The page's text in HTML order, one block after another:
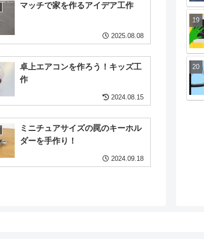
マッチで家を作るアイデア工作
2025.08.08
卓上エアコンを作ろう！キッズ工
作
2024.08.15
ミニチュアサイズの罠のキーホル
ダーを手作り！
2024.09.18